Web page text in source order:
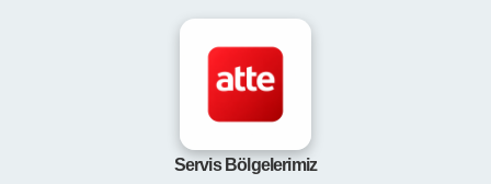
Servis Bölgelerimiz